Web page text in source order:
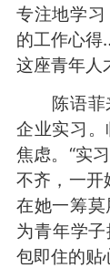
专注地学
的工作心
这座青年人
陈语菲来
企业实习
焦虑。“实
不齐，一开
在她一筹
为青年学
包即住的贴